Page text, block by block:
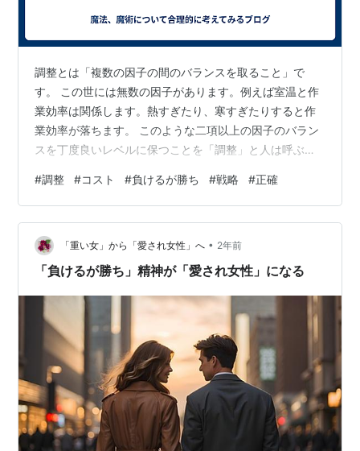
調整とは「複数の因子の間のバランスを取ること」で
す。 この世には無数の因子があります。例えば室温と作
業効率は関係します。熱すぎたり、寒すぎたりすると作
業効率が落ちます。 このような二項以上の因子のバラン
スを丁度良いレベルに保つことを「調整」と人は呼ぶこ
のでしょうか？ 大きくは次の三項目にまとめることがで
きます。 変えるべきものへの認識 変えるべきでないもの
への認識 十分に正確な認識の上での因子の強度の変更 ま
ず、変えるべきものは何なのかを正確に絞り込むこと
で、無駄な労力を避けたり、変えてはいけない因子が無
#調整 #コスト #負けるが勝ち #戦略 #正確
「重い女」から「愛され女性」へ • 2年前
「負けるが勝ち」精神が「愛され女性」になる